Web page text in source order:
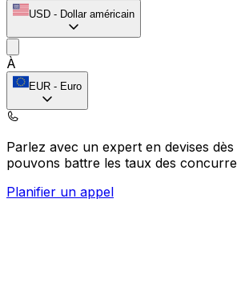
USD - Dollar américain
À
EUR - Euro
Parlez avec un expert en devises
pouvons battre les taux des
Planifier un appel